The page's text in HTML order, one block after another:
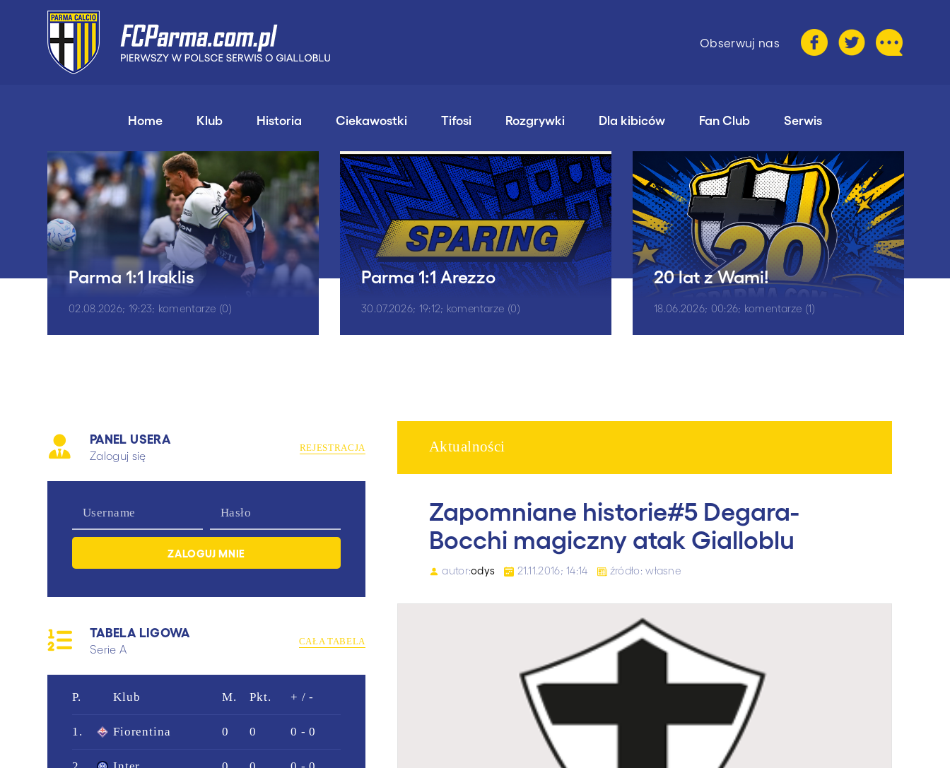
Obserwuj nas
Home Klub Historia Ciekawostki Tifosi Rozgrywki Dla kibiców Fan Club Serwis
Parma 1:1 Iraklis
02.08.2026; 19:23; komentarze (0)
Parma 1:1 Arezzo
30.07.2026; 19:12; komentarze (0)
20 lat z Wami!
18.06.2026; 00:26; komentarze (1)
PANEL USERA
Zaloguj się
REJESTRACJA
TABELA LIGOWA
Serie A
CAŁA TABELA
P. Klub M. Pkt. + / -
1. Fiorentina 0 0 0 - 0
Aktualności
Zapomniane historie#5 Degara-
Bocchi magiczny atak Gialloblu
autor:odys 21.11.2016; 14:14 źródło: własne